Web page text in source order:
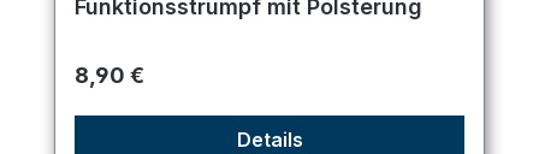
Funktionsstrumpf mit Polsterung
Regulärer Preis:
8,90 €
Details